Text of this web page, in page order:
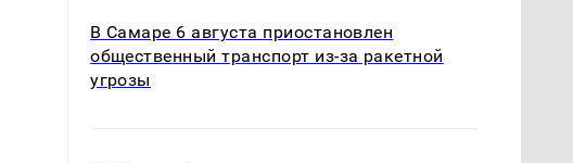
В Самаре 6 августа приостановлен
общественный транспорт из-за ракетной
угрозы